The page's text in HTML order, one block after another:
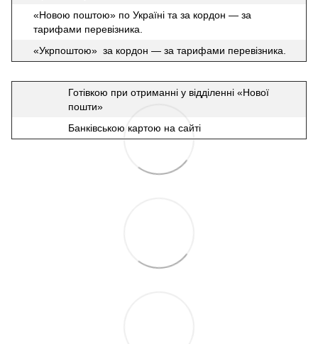
«Новою поштою» по Україні та за кордон — за
тарифами перевізника.
«Укрпоштою» за кордон — за тарифами перевізника.
Готівкою при отриманні у відділенні «Нової
пошти»
Банківською картою на сайті